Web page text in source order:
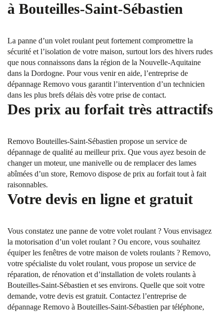
à Bouteilles-Saint-Sébastien
La panne d’un volet roulant peut fortement compromettre la
sécurité et l’isolation de votre maison, surtout lors des hivers rudes
que nous connaissons dans la région de la Nouvelle-Aquitaine
dans la Dordogne. Pour vous venir en aide, l’entreprise de
dépannage Removo vous garantit l’intervention d’un technicien
dans les plus brefs délais dès votre prise de contact.
Des prix au forfait très attractifs
Removo Bouteilles-Saint-Sébastien propose un service de
dépannage de qualité au meilleur prix. Que vous ayez besoin de
changer un moteur, une manivelle ou de remplacer des lames
abîmées d’un store, Removo dispose de prix au forfait tout à fait
raisonnables.
Votre devis en ligne et gratuit
Vous constatez une panne de votre volet roulant ? Vous envisagez
la motorisation d’un volet roulant ? Ou encore, vous souhaitez
équiper les fenêtres de votre maison de volets roulants ? Removo,
votre spécialiste du volet roulant, vous propose un service de
réparation, de rénovation et d’installation de volets roulants à
Bouteilles-Saint-Sébastien et ses environs. Quelle que soit votre
demande, votre devis est gratuit. Contactez l’entreprise de
dépannage Removo à Bouteilles-Saint-Sébastien par téléphone,